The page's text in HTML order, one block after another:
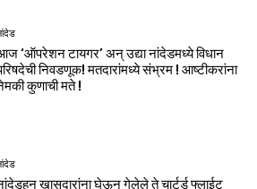
‘ऑपरेशन टायगर’ अन् उद्या नांदेडमध्ये विधान
निवडणूक! मतदारांमध्ये संभ्रम ! आष्टीकरांना
कुणाची मते !
खासदारांना घेऊन गेलेले ते चार्टर्ड फ्लाईट